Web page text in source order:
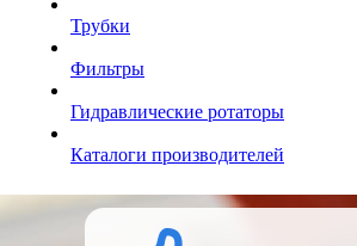
Трубки
Фильтры
Гидравлические ротаторы
Каталоги производителей